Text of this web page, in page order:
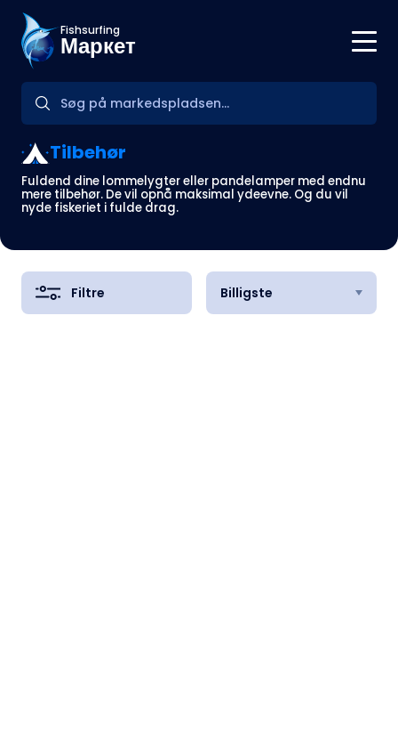
Fishsurfing
Маркет
Tilbehør
Fuldend dine lommelygter eller pandelamper med endnu
mere tilbehør. De vil opnå maksimal ydeevne. Og du vil
nyde fiskeriet i fulde drag.
Filtre Billigste